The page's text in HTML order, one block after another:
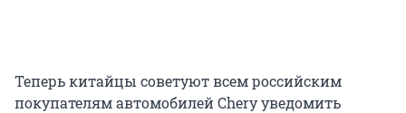
Теперь китайцы советуют всем российским
покупателям автомобилей Chery уведомить